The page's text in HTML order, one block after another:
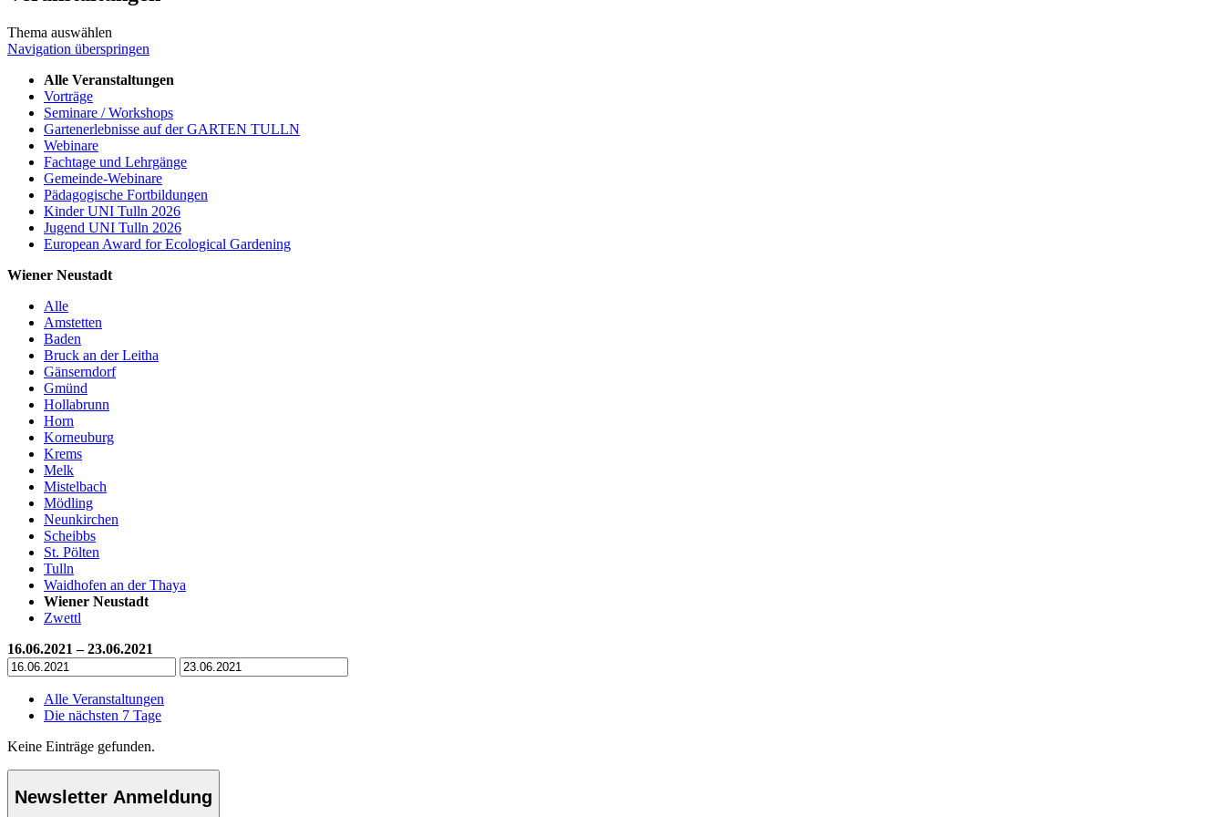
Thema auswählen
Navigation überspringen
Alle Veranstaltungen
Vorträge
Seminare / Workshops
Gartenerlebnisse auf der GARTEN TULLN
Webinare
Fachtage und Lehrgänge
Gemeinde-Webinare
Pädagogische Fortbildungen
Kinder UNI Tulln 2026
Jugend UNI Tulln 2026
European Award for Ecological Gardening
Wiener Neustadt
Alle
Amstetten
Baden
Bruck an der Leitha
Gänserndorf
Gmünd
Hollabrunn
Horn
Korneuburg
Krems
Melk
Mistelbach
Mödling
Neunkirchen
Scheibbs
St. Pölten
Tulln
Waidhofen an der Thaya
Wiener Neustadt
Zwettl
16.06.2021 – 23.06.2021
Alle Veranstaltungen
Die nächsten 7 Tage
Keine Einträge gefunden.
Newsletter Anmeldung